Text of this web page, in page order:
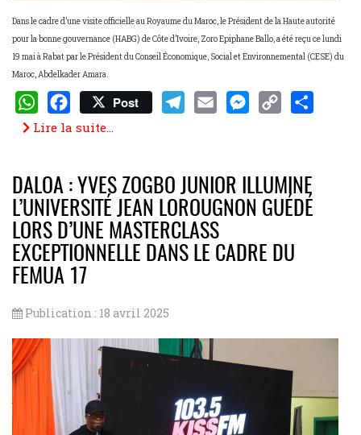
Dans le cadre d’une visite officielle au Royaume du Maroc, le Président de la Haute autorité
pour la bonne gouvernance (HABG) de Côte d’Ivoire, Zoro Epiphane Ballo, a été reçu ce lundi
19 mai à Rabat par le Président du Conseil Économique, Social et Environnemental (CESE) du
Maroc, Abdelkader Amara.
WhatsApp
Facebook
Post
Lire la suite...
DALOA : YVES ZOGBO JUNIOR ILLUMINE
L’UNIVERSITÉ JEAN LOROUGNON GUÉDÉ
LORS D’UNE MASTERCLASS
EXCEPTIONNELLE DANS LE CADRE DU
FEMUA 17
Publication : 18 avril 2025